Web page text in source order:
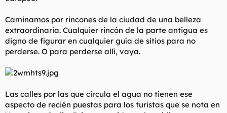
Caminamos por rincones de la ciudad de una belleza
extraordinaria. Cualquier rincón de la parte antigua es
digno de figurar en cualquier guía de sitios para no
perderse. O para perderse allí, vaya.
Las calles por las que circula el agua no tienen ese
aspecto de recién puestas para los turistas que se nota en